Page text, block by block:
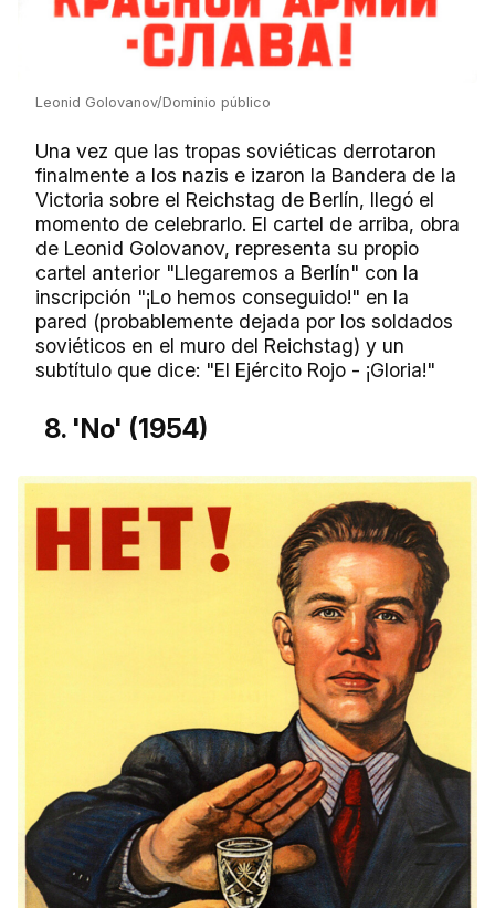
Leonid Golovanov/Dominio público
Una vez que las tropas soviéticas derrotaron
finalmente a los nazis e izaron la Bandera de la
Victoria sobre el Reichstag de Berlín, llegó el
momento de celebrarlo. El cartel de arriba, obra
de Leonid Golovanov, representa su propio
cartel anterior "Llegaremos a Berlín" con la
inscripción "¡Lo hemos conseguido!" en la
pared (probablemente dejada por los soldados
soviéticos en el muro del Reichstag) y un
subtítulo que dice: "El Ejército Rojo - ¡Gloria!"
8. 'No' (1954)